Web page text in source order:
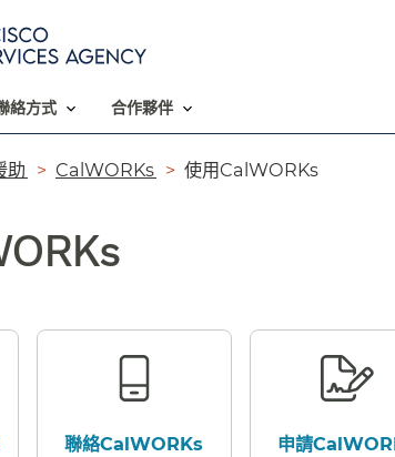
聯絡方式​​ 合作夥伴​​
助​​ CalWORKs​​ 使用CalWORKs​​
聯絡CalWORKs​​ 申請